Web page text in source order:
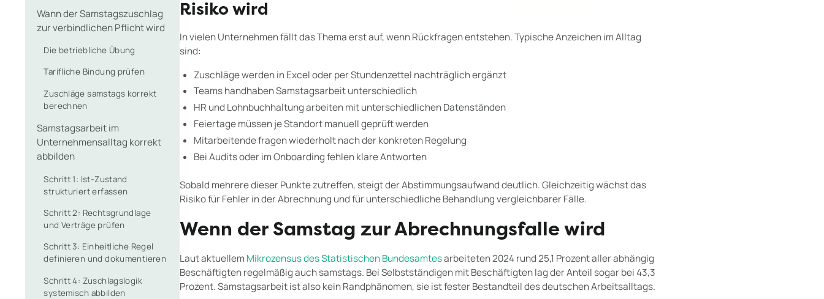
Wann der Samstagszuschlag
zur verbindlichen Pflicht wird
Die betriebliche Übung
Tarifliche Bindung prüfen
Zuschläge samstags korrekt
berechnen
Samstagsarbeit im
Unternehmensalltag korrekt
abbilden
Schritt 1: Ist-Zustand
strukturiert erfassen
Schritt 2: Rechtsgrundlage
und Verträge prüfen
Schritt 3: Einheitliche Regel
definieren und dokumentieren
Schritt 4: Zuschlagslogik
systemisch abbilden
Risiko wird
In vielen Unternehmen fällt das Thema erst auf, wenn Rückfragen entstehen. Typische Anzeichen im Alltag
sind:
Zuschläge werden in Excel oder per Stundenzettel nachträglich ergänzt
Teams handhaben Samstagsarbeit unterschiedlich
HR und Lohnbuchhaltung arbeiten mit unterschiedlichen Datenständen
Feiertage müssen je Standort manuell geprüft werden
Mitarbeitende fragen wiederholt nach der konkreten Regelung
Bei Audits oder im Onboarding fehlen klare Antworten
Sobald mehrere dieser Punkte zutreffen, steigt der Abstimmungsaufwand deutlich. Gleichzeitig wächst das
Risiko für Fehler in der Abrechnung und für unterschiedliche Behandlung vergleichbarer Fälle.
Wenn der Samstag zur Abrechnungsfalle wird
Laut aktuellem Mikrozensus des Statistischen Bundesamtesarbeiteten 2024 rund 25,1 Prozent aller abhängig
Beschäftigten regelmäßig auch samstags. Bei Selbstständigen mit Beschäftigten lag der Anteil sogar bei 43,3
Prozent. Samstagsarbeit ist also kein Randphänomen, sie ist fester Bestandteil des deutschen Arbeitsalltags.